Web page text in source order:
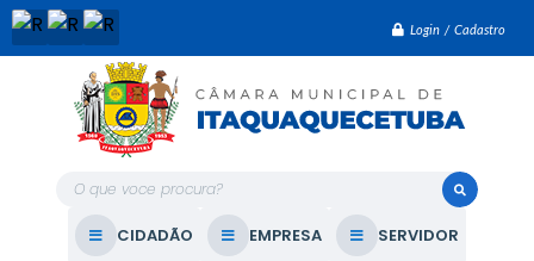
Login / Cadastro
O que voce procura?
CIDADÃO EMPRESA SERVIDOR